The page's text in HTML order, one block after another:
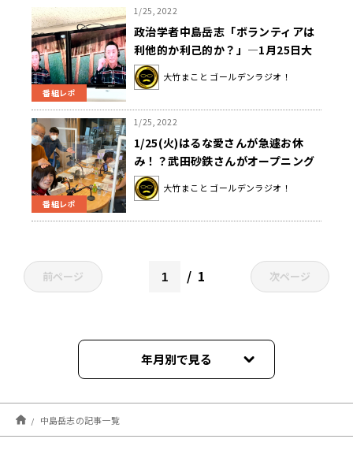
番組レポ
1/25, 2022
政治学者中島岳志「ボランティアは
利他的か利己的か？」―1月25日大
竹まことゴールデンラジオ（文化放
送）
大竹まこと ゴールデンラジオ！
番組レポ
1/25, 2022
1/25(火)はるな愛さんが急遽お休
み！？武田砂鉄さんがオープニング
からエンディングまで緊急出演！！
大竹まこと ゴールデンラジオ！
前ページ 1 次ページ
年月別で見る
2026年08月
2026年07月
中島岳志の記事一覧